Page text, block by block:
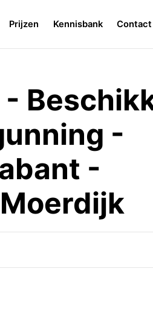
Prijzen Kennisbank Contact
-
-